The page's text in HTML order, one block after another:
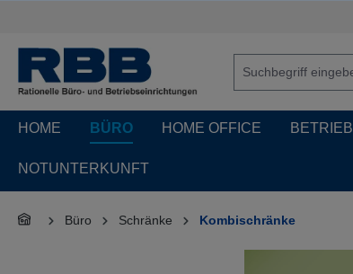
HOME BÜRO HOME OFFICE BETRIEB
NOTUNTERKUNFT
Büro Schränke Kombischränke